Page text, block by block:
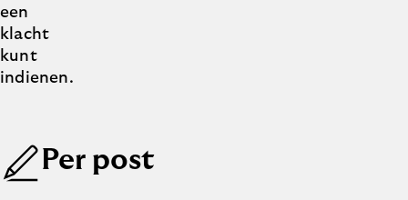
een
klacht
kunt
indienen.
Per post